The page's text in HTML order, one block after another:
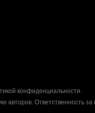
конфиденциальности.
авторов. Ответственность